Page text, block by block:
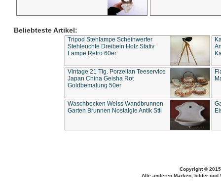
Beliebteste Artikel:
Tripod Stehlampe Scheinwerfer
Stehleuchte Dreibein Holz Stativ
Lampe Retro 60er
Vintage 21 Tlg. Porzellan Teeservice
Japan China Geisha Rot
Goldbemalung 50er
Waschbecken Weiss Wandbrunnen
Garten Brunnen Nostalgie Antik Stil
Copyright ©
Alle anderen Marken, bilder und